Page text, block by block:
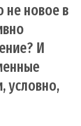
не новое в
И
условно,